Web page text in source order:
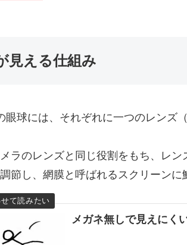
見える仕組み
眼球には、それぞれに一つのレンズ
ラのレンズと同じ役割をもち、レ
節し、網膜と呼ばれるスクリーンに
メガネ無しで見えにく